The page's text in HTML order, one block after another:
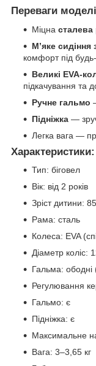
Переваги
Міцна сталева
М’яке
комфорт під будь-
Великі EVA-
підкачування та
Ручне гальмо
Підніжка —
Легка вага —
Характеристики:
Тип: біговел
Вік: від 2 років
Зріст дитини:
Рама: сталь
Колеса: EVA
Діаметр коліс:
Гальма: ободні
Регулювання
Гальмо: є
Підніжка: є
Максимальне
Вага: 3–3,65 кг